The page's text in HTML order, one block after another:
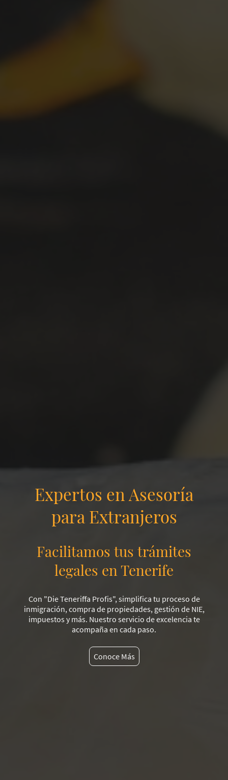
Expertos en Asesoría
para Extranjeros
Facilitamos tus trámites
legales en Tenerife
Con "Die Teneriffa Profis", simplifica tu proceso de
inmigración, compra de propiedades, gestión de NIE,
impuestos y más. Nuestro servicio de excelencia te
acompaña en cada paso.
Conoce Más